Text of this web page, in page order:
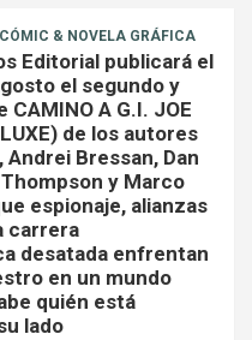
CÓMIC & NOVELA GRÁFICA
Editorial publicará el
el segundo y
A G.I. JOE
de los autores
Andrei Bressan, Dan
y Marco
espionaje, alianzas
carrera
desatada enfrentan
en un mundo
quién está
lado